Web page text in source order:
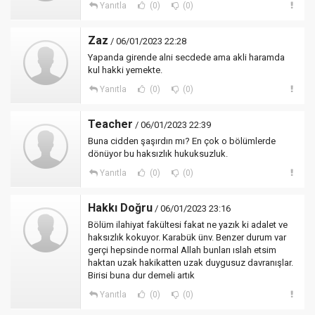
Yanıtla (0) (0)
Zaz / 06/01/2023 22:28
Yapanda girende alni secdede ama akli haramda
kul hakki yemekte.
Yanıtla (0) (0)
Teacher / 06/01/2023 22:39
Buna cidden şaşırdın mı? En çok o bölümlerde
dönüyor bu haksızlık hukuksuzluk.
Yanıtla (0) (0)
Hakkı Doğru / 06/01/2023 23:16
Bölüm ilahiyat fakültesi fakat ne yazık ki adalet ve
haksızlık kokuyor. Karabük ünv. Benzer durum var
gerçi hepsinde normal Allah bunları ıslah etsim
haktan uzak hakikatten uzak duygusuz davranışlar.
Birisi buna dur demeli artık
Yanıtla (0) (0)